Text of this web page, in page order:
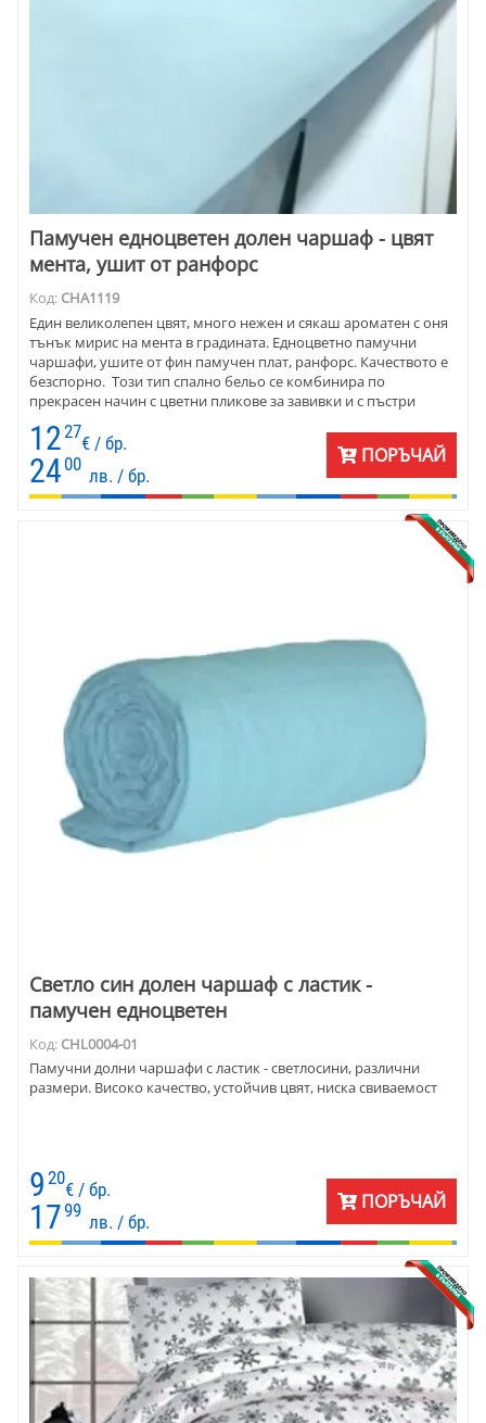
Памучен едноцветен долен чаршаф - цвят
мента, ушит от ранфорс
Код: CHA1119
Един великолепен цвят, много нежен и сякаш ароматен с оня
тънък мирис на мента в градината. Едноцветно памучни
чаршафи, ушите от фин памучен плат, ранфорс. Качеството е
безспорно. Този тип спално бельо се комбинира по
прекрасен начин с цветни пликове за завивки и с пъстри
възглавници. Много подходящ за спалня, обзаведена с
мебели, в киито присъства кованото желязо.
1227
€ / бр.
24 00
лв. / бр.
ПОРЪЧАЙ
Светло син долен чаршаф с ластик -
памучен едноцветен
Код: CHL0004-01
Памучни долни чаршафи с ластик - светлосини, различни
размери. Високо качество, устойчив цвят, ниска свиваемост
9 20
€ / бр.
1799
лв. / бр.
ПОРЪЧАЙ